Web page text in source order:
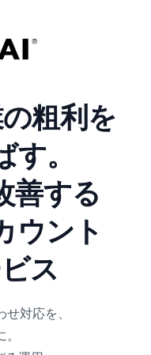
粗利を
。
善する
ウント
ス
対応を、